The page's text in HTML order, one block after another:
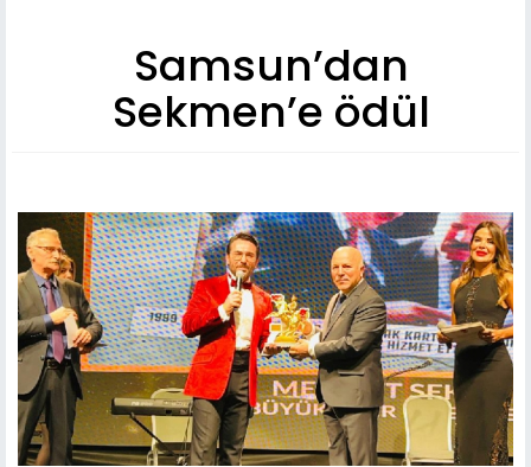
Samsun’dan
Sekmen’e ödül